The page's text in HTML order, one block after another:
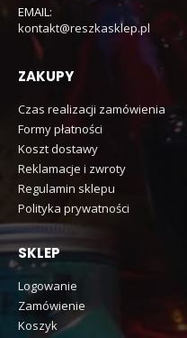
EMAIL:
kontakt@reszkasklep.pl
ZAKUPY
Czas realizacji zamówienia
Formy płatności
Koszt dostawy
Reklamacje i zwroty
Regulamin sklepu
Polityka prywatności
SKLEP
Logowanie
Zamówienie
Koszyk